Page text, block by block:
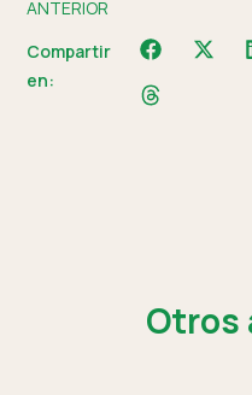
ANTERIOR
Compartir
en:
Otros